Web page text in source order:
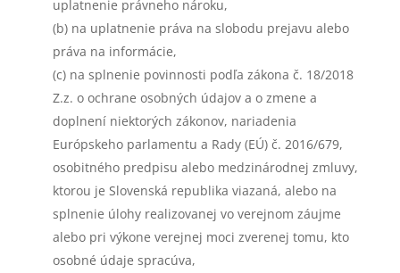
uplatnenie právneho nároku,
(b) na uplatnenie práva na slobodu prejavu alebo
práva na informácie,
(c) na splnenie povinnosti podľa zákona č. 18/2018
Z.z. o ochrane osobných údajov a o zmene a
doplnení niektorých zákonov, nariadenia
Európskeho parlamentu a Rady (EÚ) č. 2016/679,
osobitného predpisu alebo medzinárodnej zmluvy,
ktorou je Slovenská republika viazaná, alebo na
splnenie úlohy realizovanej vo verejnom záujme
alebo pri výkone verejnej moci zverenej tomu, kto
osobné údaje spracúva,